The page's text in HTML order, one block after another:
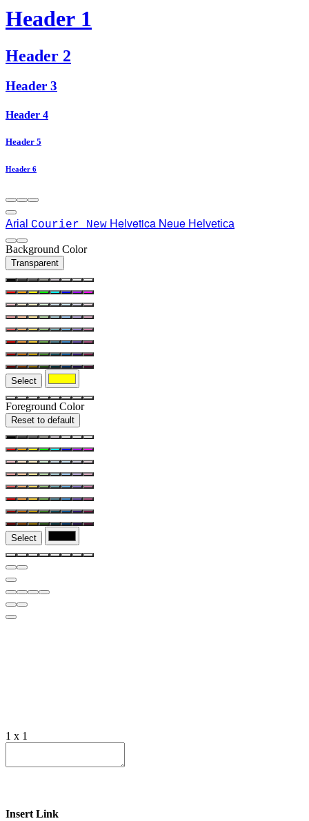
Header 1
Header 2
Header 3
Header 4
Header 5
Header 6
Arial Courier New Helvetica Neue Helvetica
Background Color
Transparent
Select
Foreground Color
Reset to default
Select
1 x 1
Insert Link